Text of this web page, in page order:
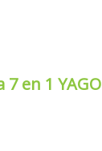
en 1 YAGO